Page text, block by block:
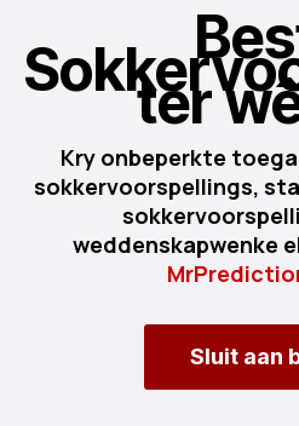
ter
Kry onbeperkte
sokkervoorspellings,
weddenskapwenke
Sluit aan